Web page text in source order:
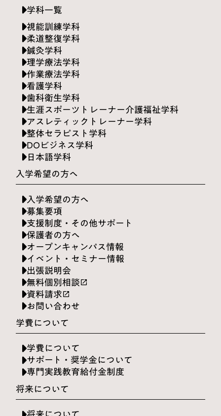
学科一覧
視能訓練学科
柔道整復学科
鍼灸学科
理学療法学科
作業療法学科
看護学科
歯科衛生学科
生涯スポーツトレーナー介護福祉学科
アスレティックトレーナー学科
整体セラピスト学科
DOビジネス学科
日本語学科
入学希望の方へ
入学希望の方へ
募集要項
支援制度・その他サポート
保護者の方へ
オープンキャンパス情報
イベント・セミナー情報
出張説明会
無料個別相談launch
資料請求launch
お問い合わせ
学費について
学費について
サポート・奨学金について
専門実践教育給付金制度
将来について